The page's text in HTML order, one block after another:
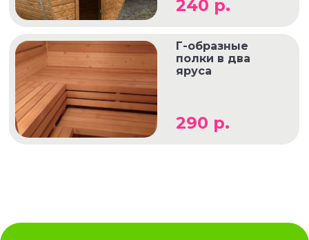
240 р.
Г-образные
полки в два
яруса
290 р.